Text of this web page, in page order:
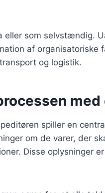
som selvstændig.
af organisatoriske
og logistik.
spiller en
om de varer, der
Disse oplysninger